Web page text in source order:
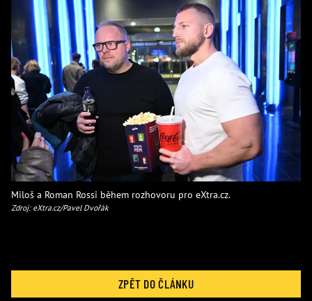
Miloš a Roman Rossi během rozhovoru pro eXtra.cz.
Zdroj: eXtra.cz/Pavel Dvořák
ZPĚT DO ČLÁNKU